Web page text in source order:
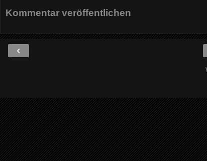
Kommentar veröffentlichen
‹